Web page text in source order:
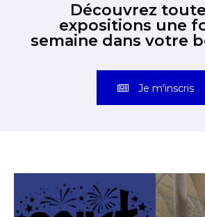
Découvrez
expositions une
semaine dans votre
Je m'inscris